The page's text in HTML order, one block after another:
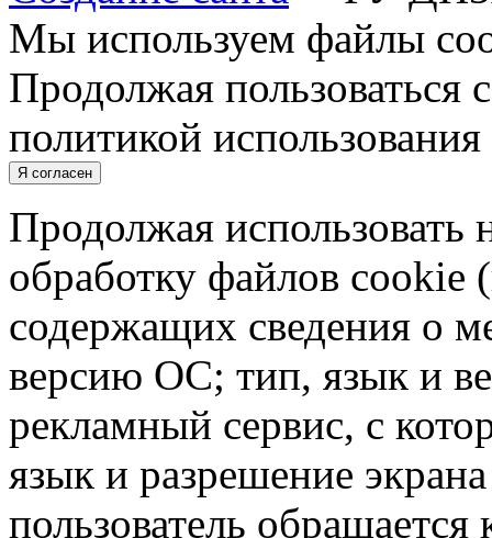
Мы используем файлы
Продолжая пользоваться
политикой
Я согласен
Продолжая использовать
обработку файлов cookie
содержащих сведения о
версию ОС; тип, язык и
рекламный сервис, с
язык и разрешение
пользователь обращается